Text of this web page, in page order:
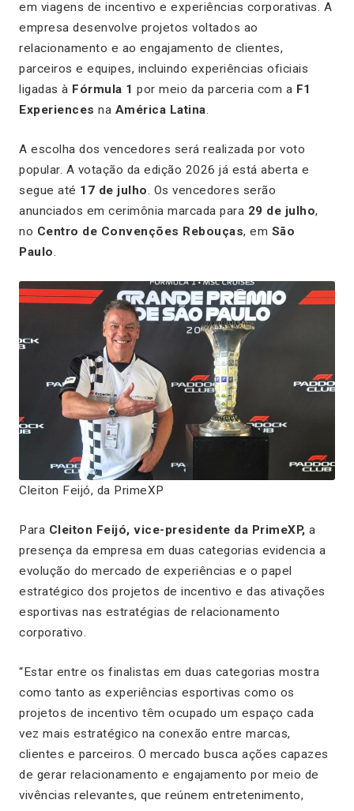
em viagens de incentivo e experiências corporativas. A
empresa desenvolve projetos voltados ao
relacionamento e ao engajamento de clientes,
parceiros e equipes, incluindo experiências oficiais
ligadas à Fórmula 1 por meio da parceria com a F1
Experiences na América Latina.
A escolha dos vencedores será realizada por voto
popular. A votação da edição 2026 já está aberta e
segue até 17 de julho. Os vencedores serão
anunciados em cerimônia marcada para 29 de julho,
no Centro de Convenções Rebouças, em São
Paulo.
Cleiton Feijó, da PrimeXP
Para Cleiton Feijó, vice-presidente da PrimeXP, a
presença da empresa em duas categorias evidencia a
evolução do mercado de experiências e o papel
estratégico dos projetos de incentivo e das ativações
esportivas nas estratégias de relacionamento
corporativo.
“Estar entre os finalistas em duas categorias mostra
como tanto as experiências esportivas como os
projetos de incentivo têm ocupado um espaço cada
vez mais estratégico na conexão entre marcas,
clientes e parceiros. O mercado busca ações capazes
de gerar relacionamento e engajamento por meio de
vivências relevantes, que reúnem entretenimento,